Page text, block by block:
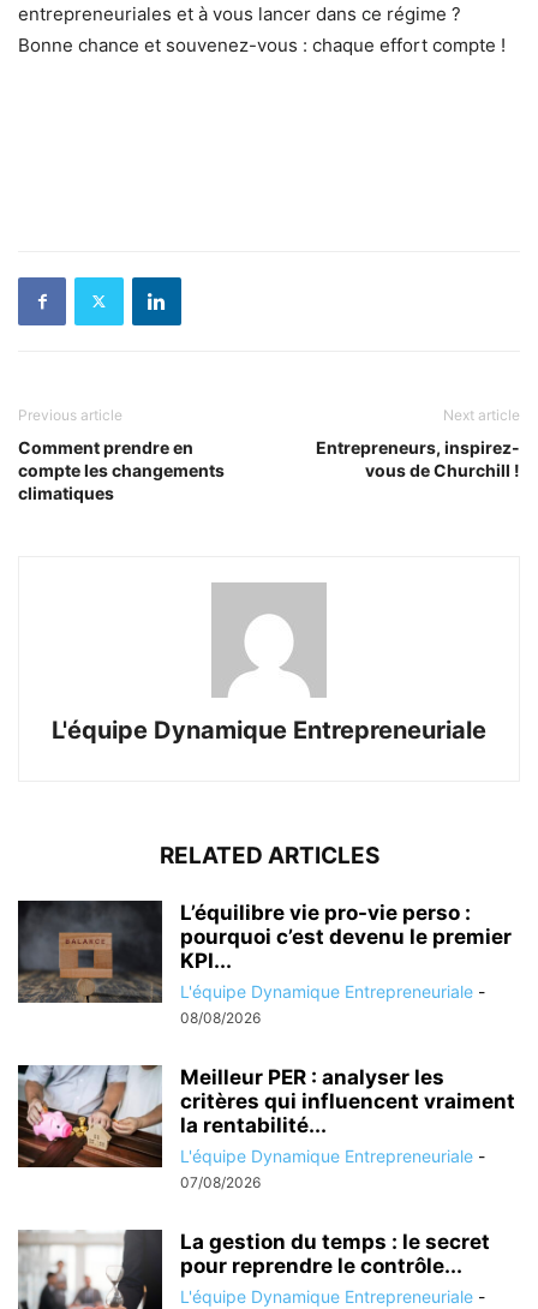
entrepreneuriales et à vous lancer dans ce régime ?
Bonne chance et souvenez-vous : chaque effort compte !
Previous article
Comment prendre en
compte les changements
climatiques
Next article
Entrepreneurs, inspirez-
vous de Churchill !
L'équipe Dynamique Entrepreneuriale
RELATED ARTICLES
L’équilibre vie pro-vie perso :
pourquoi c’est devenu le premier
KPI...
L'équipe Dynamique Entrepreneuriale -
08/08/2026
Meilleur PER : analyser les
critères qui influencent vraiment
la rentabilité...
L'équipe Dynamique Entrepreneuriale -
07/08/2026
La gestion du temps : le secret
pour reprendre le contrôle...
L'équipe Dynamique Entrepreneuriale -